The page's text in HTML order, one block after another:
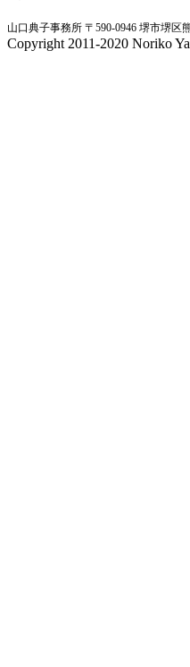
山口典子事務所 〒590-0946 堺市堺
Copyright 2011-2020 Noriko